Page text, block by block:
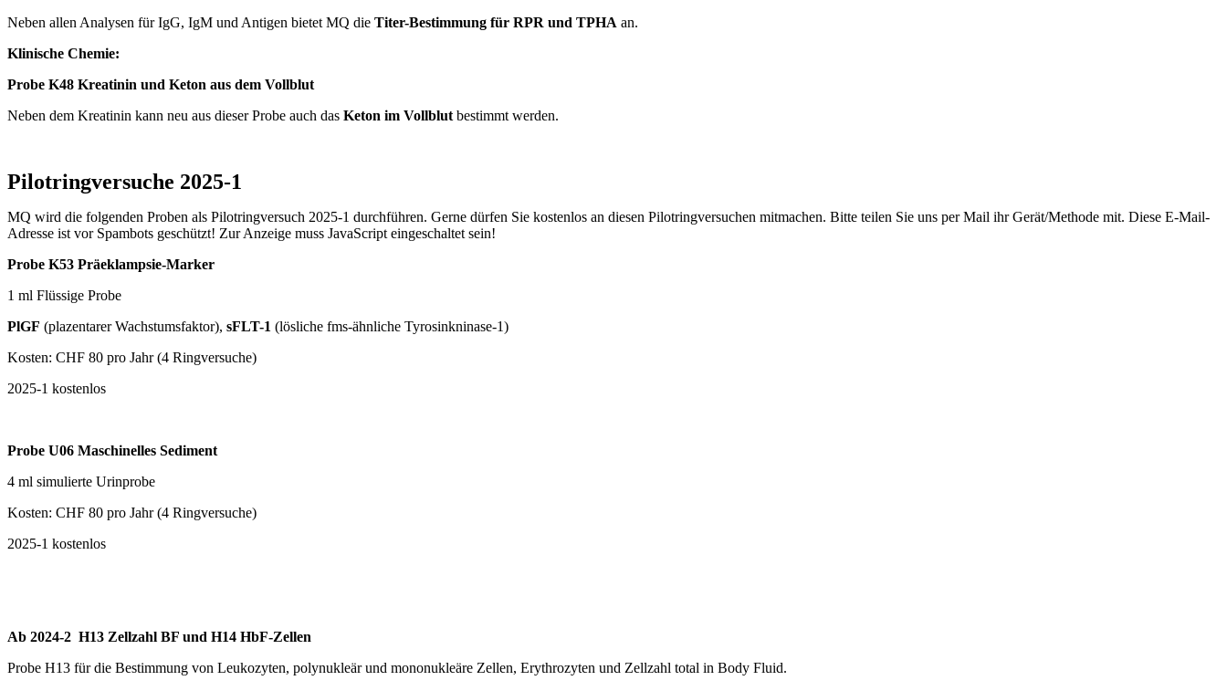
Neben allen Analysen für IgG, IgM und Antigen bietet MQ die Titer-Bestimmung für RPR und TPHA an.
Klinische Chemie:
Probe K48 Kreatinin und Keton aus dem Vollblut
Neben dem Kreatinin kann neu aus dieser Probe auch das Keton im Vollblut bestimmt werden.
Pilotringversuche 2025-1
MQ wird die folgenden Proben als Pilotringversuch 2025-1 durchführen. Gerne dürfen Sie kostenlos an diesen Pilotringversuchen mitmachen. Bitte teilen Sie uns per Mail ihr Gerät/Methode mit. Diese E-Mail-
Adresse ist vor Spambots geschützt! Zur Anzeige muss JavaScript eingeschaltet sein!
Probe K53 Präeklampsie-Marker
1 ml Flüssige Probe
PlGF (plazentarer Wachstumsfaktor), sFLT-1 (lösliche fms-ähnliche Tyrosinkninase-1)
Kosten: CHF 80 pro Jahr (4 Ringversuche)
2025-1 kostenlos
Probe U06 Maschinelles Sediment
4 ml simulierte Urinprobe
Kosten: CHF 80 pro Jahr (4 Ringversuche)
2025-1 kostenlos
Ab 2024-2 H13 Zellzahl BF und H14 HbF-Zellen
Probe H13 für die Bestimmung von Leukozyten, polynukleär und mononukleäre Zellen, Erythrozyten und Zellzahl total in Body Fluid.